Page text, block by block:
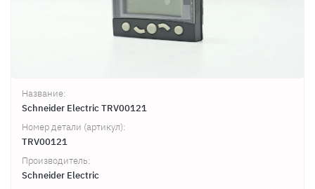
Название:
Schneider Electric TRV00121
Номер детали (артикул):
TRV00121
Производитель:
Schneider Electric